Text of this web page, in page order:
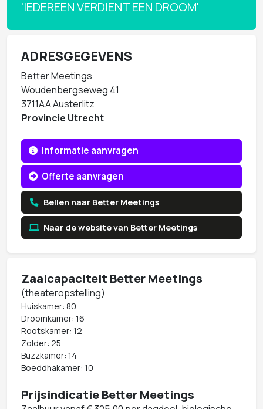
'IEDEREEN VERDIENT EEN DROOM'
ADRESGEGEVENS
Better Meetings
Woudenbergseweg 41
3711AA Austerlitz
Provincie Utrecht
Informatie aanvragen
Offerte aanvragen
Bellen naar Better Meetings
Naar de website van Better Meetings
Zaalcapaciteit Better Meetings
(theateropstelling)
Huiskamer: 80
Droomkamer: 16
Rootskamer: 12
Zolder: 25
Buzzkamer: 14
Boeddhakamer: 10
Prijsindicatie Better Meetings